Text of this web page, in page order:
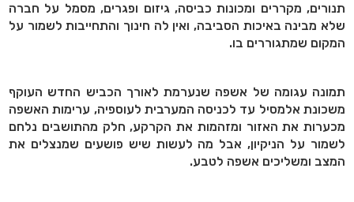
תנורים, מקררים ומכונות כביסה, גיזום ופגרים, מסמל על חברה
שלא מבינה באיכות הסביבה, ואין לה חינוך והתחייבות לשמור על
המקום שמתגוררים בו.
תמונה עגומה של אשפה שנערמת לאורך הכביש החדש העוקף
משכונת אלמסיל עד לכניסה המערבית לעוספיה, ערימות האשפה
מכערות את האזור ומזהמות את הקרקע, חלק מהתושבים נלחם
לשמור על הניקיון, אבל מה לעשות שיש פושעים שמנצלים את
המצב ומשליכים אשפה לטבע.